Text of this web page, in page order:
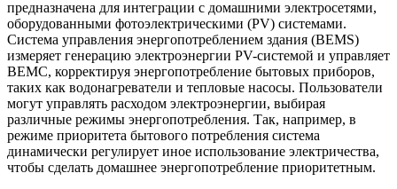
предназначена для интеграции с домашними электросетями,
оборудованными фотоэлектрическими (PV) системами.
Система управления энергопотреблением здания (BEMS)
измеряет генерацию электроэнергии PV-системой и управляет
BEMC, корректируя энергопотребление бытовых приборов,
таких как водонагреватели и тепловые насосы. Пользователи
могут управлять расходом электроэнергии, выбирая
различные режимы энергопотребления. Так, например, в
режиме приоритета бытового потребления система
динамически регулирует иное использование электричества,
чтобы сделать домашнее энергопотребление приоритетным.